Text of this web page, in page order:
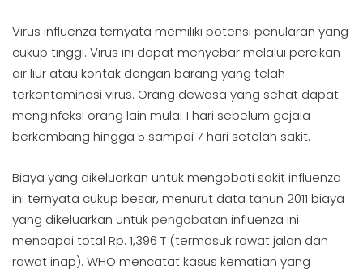
Virus influenza ternyata memiliki potensi penularan yang
cukup tinggi. Virus ini dapat menyebar melalui percikan
air liur atau kontak dengan barang yang telah
terkontaminasi virus. Orang dewasa yang sehat dapat
menginfeksi orang lain mulai 1 hari sebelum gejala
berkembang hingga 5 sampai 7 hari setelah sakit.
Biaya yang dikeluarkan untuk mengobati sakit influenza
ini ternyata cukup besar, menurut data tahun 2011 biaya
yang dikeluarkan untukpengobatan influenza ini
mencapai total Rp. 1,396 T (termasuk rawat jalan dan
rawat inap). WHO mencatat kasus kematian yang